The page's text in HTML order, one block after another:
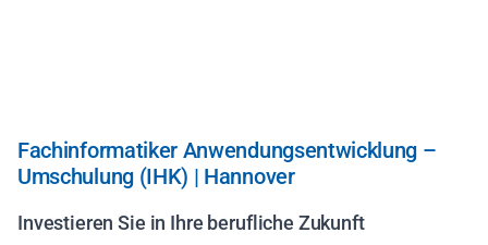
Fachinformatiker Anwendungsentwicklung –
Umschulung (IHK) | Hannover
Investieren Sie in Ihre berufliche Zukunft